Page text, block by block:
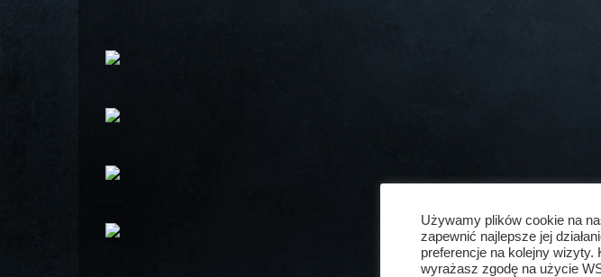
Używamy plików cookie na
zapewnić najlepsze jej
preferencje na kolejny wizyty.
wyrażasz zgodę na użycie